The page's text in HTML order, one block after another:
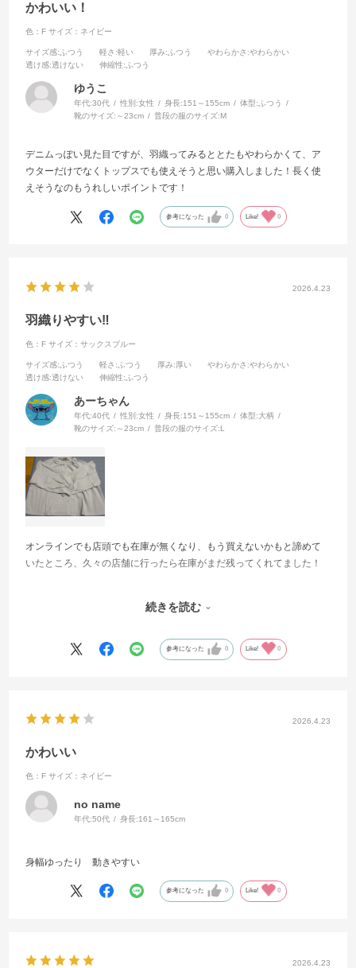
かわいい！
色：F サイズ：ネイビー
サイズ感:ふつう 軽さ :軽い 厚み:ふつう やわらかさ :やわらかい
透け感:透けない 伸縮性:ふつう
ゆうこ
年代:30代 性別:女性 身長:151～155cm 体型:ふつう
靴のサイズ: ～23cm 普段の服のサイズ:M
デニムっぽい見た目ですが、羽織ってみるととたもやわらかくて、ア
ウターだけでなくトップスでも使えそうと思い購入しました！長く使
えそうなのもうれしいポイントです！
参考になった 0 Like! 0
2026.4.23
羽織りやすい‼︎
色：F サイズ：サックスブルー
サイズ感:ふつう 軽さ :ふつう 厚み:厚い やわらかさ :やわらかい
透け感:透けない 伸縮性:ふつう
あーちゃん
年代:40代 性別:女性 身長:151～155cm 体型:大柄
靴のサイズ: ～23cm 普段の服のサイズ:L
オンラインでも店頭でも在庫が無くなり、もう買えないかもと諦めて
いたところ、久々の店舗に行ったら在庫がまだ残ってくれてました！
が、通常のブラウスより生地が厚めでしっかりした作りですがサッと
形も可愛いですが、合わせ方に寄ってはガーリーにもカジュアルにも
普段ミント好きな自分でも、このブルーは薄いブルーなのが可愛くて
続きを読む
参考になった 0 Like! 0
2026.4.23
かわいい
色：F サイズ：ネイビー
no name
年代:50代 身長:161～165cm
身幅ゆったり 動きやすい
参考になった 0 Like! 0
2026.4.23